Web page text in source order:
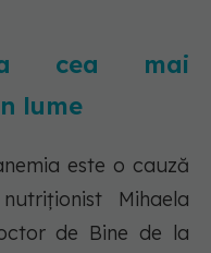
cea mai
lume
este o cauză
Mihaela
de Bine de la